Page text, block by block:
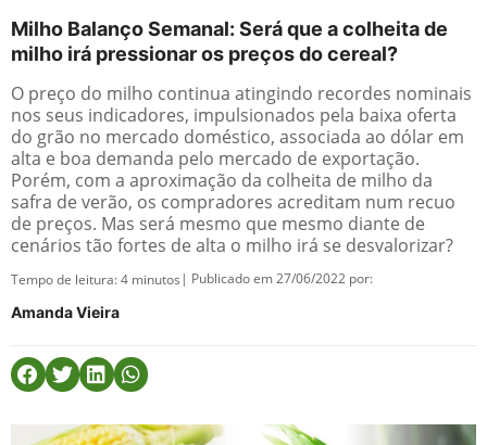
Milho Balanço Semanal: Será que a colheita de
milho irá pressionar os preços do cereal?
O preço do milho continua atingindo recordes nominais
nos seus indicadores, impulsionados pela baixa oferta
do grão no mercado doméstico, associada ao dólar em
alta e boa demanda pelo mercado de exportação.
Porém, com a aproximação da colheita de milho da
safra de verão, os compradores acreditam num recuo
de preços. Mas será mesmo que mesmo diante de
cenários tão fortes de alta o milho irá se desvalorizar?
Tempo de leitura:4 minutos | Publicado em 27/06/2022 por:
Amanda Vieira